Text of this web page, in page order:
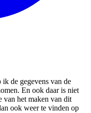
de gegevens van de
En ook daar is niet
van het maken van dit
ook weer te vinden op